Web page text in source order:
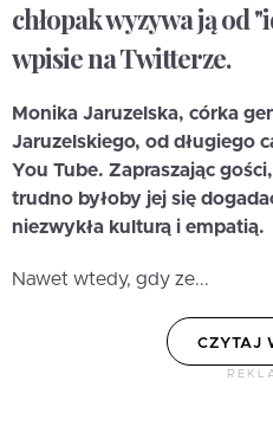
chłopak wyzywa ją od
wpisie na Twitterze.
Monika Jaruzelska, córka
Jaruzelskiego, od długiego
You Tube. Zapraszając
trudno byłoby jej się
niezwykła kulturą i empatią.
Nawet wtedy, gdy ze...
CZYTAJ